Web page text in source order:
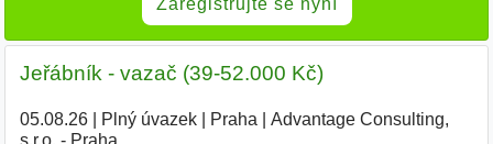
Zaregistrujte se nyní
Jeřábník - vazač (39-52.000 Kč)
05.08.26| Plný úvazek| Praha
Advantage Consulting,
s.r.o. - Praha